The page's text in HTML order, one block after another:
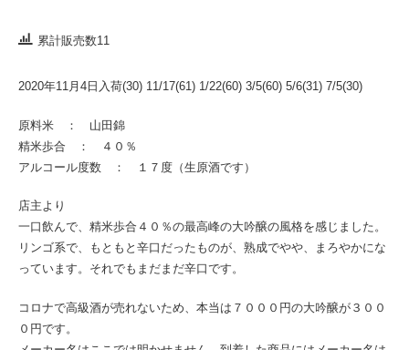
累計販売数11
2020年11月4日入荷(30) 11/17(61) 1/22(60) 3/5(60) 5/6(31) 7/5(30)
原料米 ： 山田錦
精米歩合 ： ４０％
アルコール度数 ： １７度（生原酒です）
店主より
一口飲んで、精米歩合４０％の最高峰の大吟醸の風格を感じました。
リンゴ系で、もともと辛口だったものが、熟成でやや、まろやかにな
っています。それでもまだまだ辛口です。
コロナで高級酒が売れないため、本当は７０００円の大吟醸が３００
０円です。